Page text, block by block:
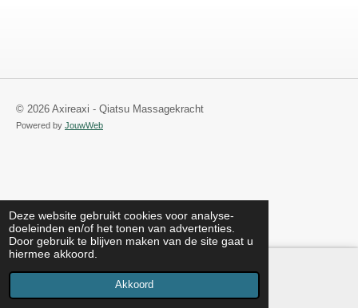
Deze website gebruikt cookies voor analyse-
doeleinden en/of het tonen van advertenties.
Door gebruik te blijven maken van de site gaat u
hiermee akkoord.
Akkoord
© 2026 Axireaxi - Qiatsu Massagekracht
Powered by JouwWeb
E-mailadres